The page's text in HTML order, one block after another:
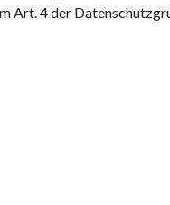
Art. 4 der